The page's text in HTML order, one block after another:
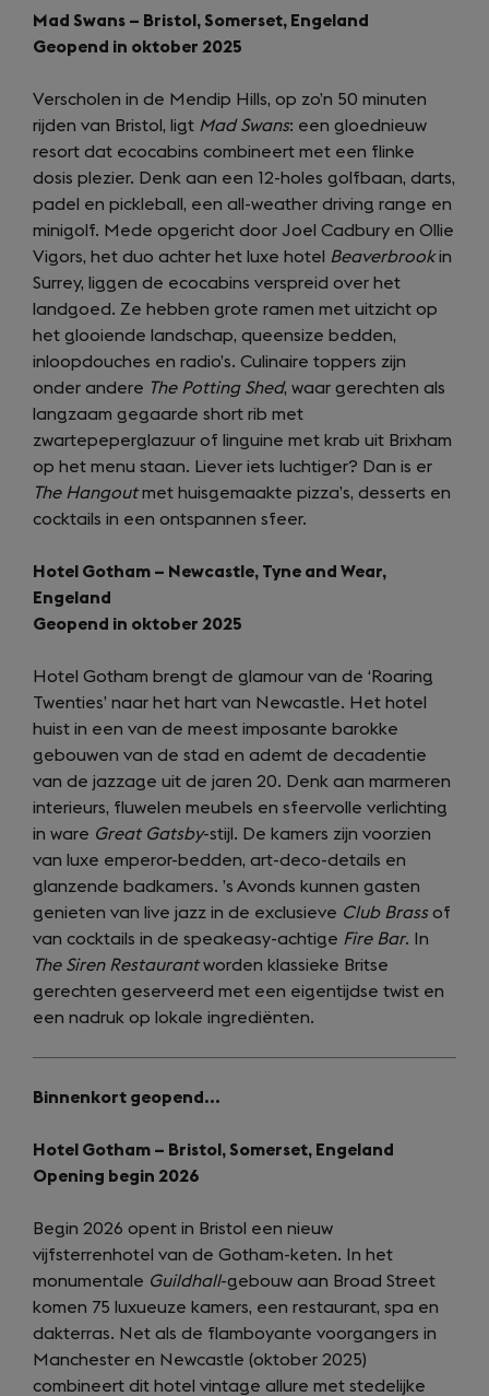
Mad Swans – Bristol, Somerset, Engeland
Geopend in oktober 2025
Verscholen in de Mendip Hills, op zo’n 50 minuten
rijden van Bristol, ligt Mad Swans: een gloednieuw
resort dat ecocabins combineert met een flinke
dosis plezier. Denk aan een 12-holes golfbaan, darts,
padel en pickleball, een all-weather driving range en
minigolf. Mede opgericht door Joel Cadbury en Ollie
Vigors, het duo achter het luxe hotel
Beaverbrookin
Surrey, liggen de ecocabins verspreid over het
landgoed. Ze hebben grote ramen met uitzicht op
het glooiende landschap, queensize bedden,
inloopdouches en radio’s. Culinaire toppers zijn
onder andere The Potting Shed, waar gerechten als
langzaam gegaarde short rib met
zwartepeperglazuur of linguine met krab uit Brixham
op het menu staan. Liever iets luchtiger? Dan is er
The Hangoutmet huisgemaakte pizza’s, desserts en
cocktails in een ontspannen sfeer.
Hotel Gotham – Newcastle, Tyne and Wear,
Engeland
Geopend in oktober 2025
Hotel Gotham brengt de glamour van de ‘Roaring
Twenties’ naar het hart van Newcastle. Het hotel
huist in een van de meest imposante barokke
gebouwen van de stad en ademt de decadentie
van de jazzage uit de jaren 20. Denk aan marmeren
interieurs, fluwelen meubels en sfeervolle verlichting
in ware Great Gatsby-stijl. De kamers zijn voorzien
van luxe emperor-bedden, art-deco-details en
glanzende badkamers. ’s Avonds kunnen gasten
genieten van live jazz in de exclusieve Club Brass of
van cocktails in de speakeasy-achtige Fire Bar. In
The Siren Restaurantworden klassieke Britse
gerechten geserveerd met een eigentijdse twist en
een nadruk op lokale ingrediënten.
Binnenkort geopend…
Hotel Gotham – Bristol, Somerset, Engeland
Opening begin 2026
Begin 2026 opent in Bristol een nieuw
vijfsterrenhotel van de Gotham-keten. In het
monumentale Guildhall-gebouw aan Broad Street
komen 75 luxueuze kamers, een restaurant, spa en
dakterras. Net als de flamboyante voorgangers in
Manchester en Newcastle (oktober 2025)
combineert dit hotel vintage allure met stedelijke